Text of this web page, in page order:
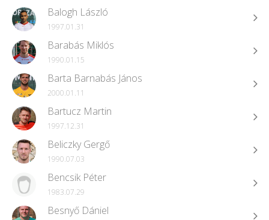
Balogh László
1997.01.31
Barabás Miklós
1990.01.15
Barta Barnabás János
2000.01.11
Bartucz Martin
1997.12.31
Beliczky Gergő
1990.07.03
Bencsik Péter
1983.07.29
Besnyő Dániel